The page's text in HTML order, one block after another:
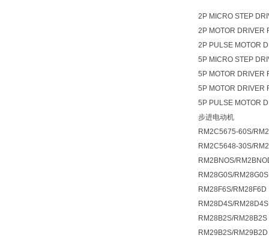
2P MICRO STEP
2P MOTOR DRIVER
2P PULSE MOTOR
5P MICRO STEP
5P MOTOR DRIVER
5P MOTOR DRIVER
5P PULSE MOTOR
步进电动机
RM2C5675-60S/
RM2C5648-30S/
RM2BNOS/
RM28G0S/RM28G0S
RM28F6S/RM28F6D
RM28D4S/RM28D4S
RM28B2S/RM28B2S
RM29B2S/